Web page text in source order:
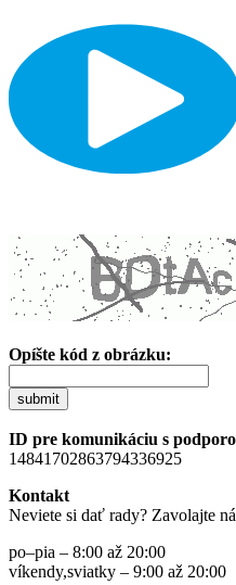
Opíšte kód z obrázku:
submit
ID pre komunikáciu s
14841702863794336925
Kontakt
Neviete si dať rady? Zavolajte
po–pia – 8:00 až 20:00
víkendy,sviatky – 9:00 až 20:00